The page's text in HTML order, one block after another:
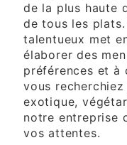
de la plus haute
de tous les
talentueux met
élaborer des
préférences et à
vous
exotique,
notre entreprise
vos attentes.